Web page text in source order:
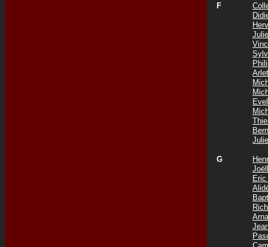
F
G
Eric